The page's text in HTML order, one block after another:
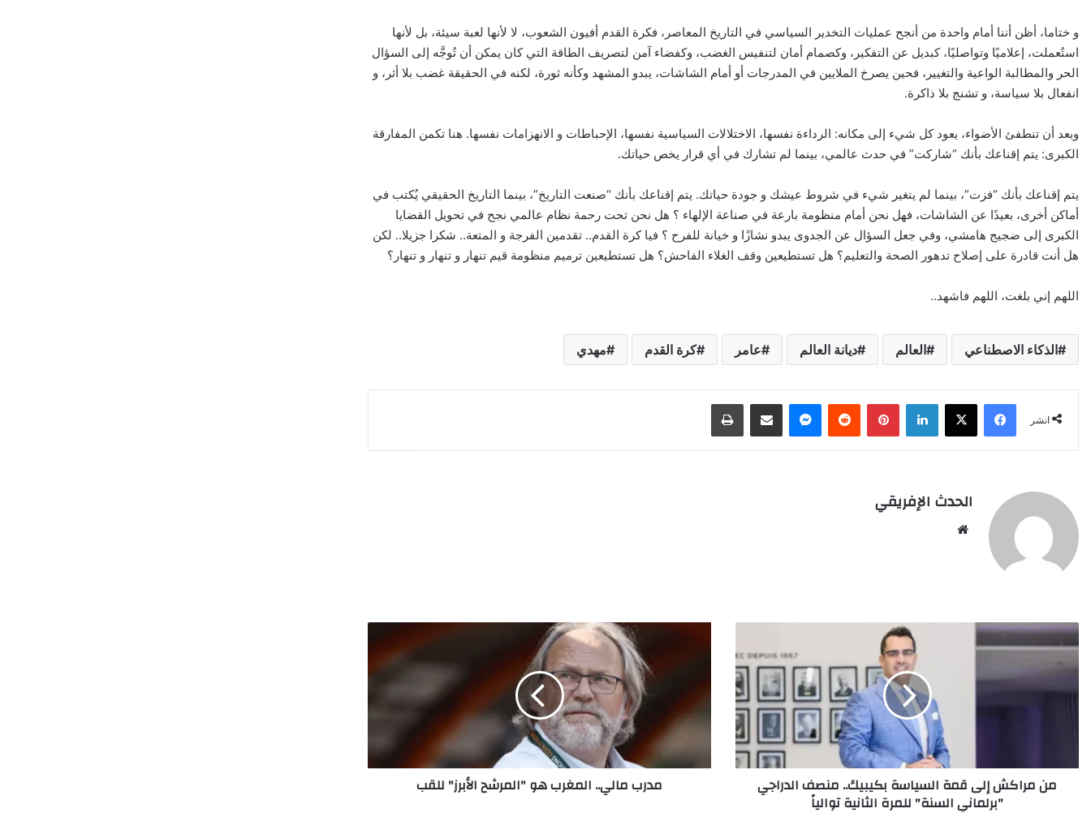
و ختاما، أظن أننا أمام واحدة من أنجح عمليات التخدير السياسي في التاريخ المعاصر، فكرة القدم أفيون الشعوب، لا لأنها لعبة سيئة، بل لأنها
استُعملت، إعلاميًا وتواصليًا، كبديل عن التفكير، وكصمام أمان لتنفيس الغضب، وكفضاء آمن لتصريف الطاقة التي كان يمكن أن تُوجَّه إلى السؤال
الحر والمطالبة الواعية والتغيير، فحين يصرخ الملايين في المدرجات أو أمام الشاشات، يبدو المشهد وكأنه ثورة، لكنه في الحقيقة غضب بلا أثر، و
انفعال بلا سياسة، و تشنج بلا ذاكرة.
وبعد أن تنطفئ الأضواء، يعود كل شيء إلى مكانه: الرداءة نفسها، الاختلالات السياسية نفسها، الإحباطات و الانهزامات نفسها. هنا تكمن المفارقة
الكبرى: يتم إقناعك بأنك “شاركت” في حدث عالمي، بينما لم تشارك في أي قرار يخص حياتك.
يتم إقناعك بأنك “فزت”، بينما لم يتغير شيء في شروط عيشك و جودة حياتك. يتم إقناعك بأنك “صنعت التاريخ”، بينما التاريخ الحقيقي يُكتب في
أماكن أخرى، بعيدًا عن الشاشات، فهل نحن أمام منظومة بارعة في صناعة الإلهاء ؟ هل نحن تحت رحمة نظام عالمي نجح في تحويل القضايا
الكبرى إلى ضجيج هامشي، وفي جعل السؤال عن الجدوى يبدو نشازًا و خيانة للفرح ؟ فيا كرة القدم.. تقدمين الفرجة و المتعة.. شكرا جزيلا.. لكن
هل أنت قادرة على إصلاح تدهور الصحة والتعليم؟ هل تستطيعين وقف الغلاء الفاحش؟ هل تستطيعين ترميم منظومة قيم تنهار و تنهار و تنهار؟
اللهم إني بلغت، اللهم فاشهد..
الذكاء الاصطناعي العالم ديانة العالم عامر كرة القدم مهدي
انشر
Facebook
X
LinkedIn
Pinterest
Reddit
Messengerانشر عبر البريد الإلكترونياطبع
الحدث الإفريقي
من
مراكش
"برلماني
السنة"من مراكش إلى قمة السياسة بكيبيك.. منصف الدراجي
"برلماني السنة" للمرة الثانية توالياً
الأبرز"
مدرب مالي.. المغرب هو "المرشح الأبرز" للقب